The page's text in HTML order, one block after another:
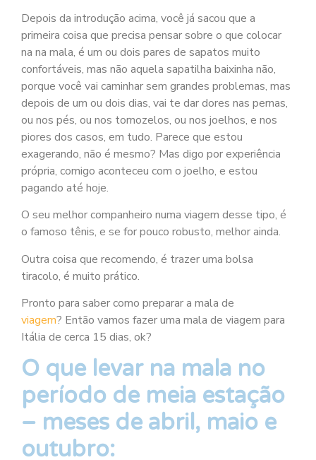
Depois da introdução acima, você já sacou que a
primeira coisa que precisa pensar sobre o que colocar
na na mala, é um ou dois pares de sapatos muito
confortáveis, mas não aquela sapatilha baixinha não,
porque você vai caminhar sem grandes problemas, mas
depois de um ou dois dias, vai te dar dores nas pernas,
ou nos pés, ou nos tornozelos, ou nos joelhos, e nos
piores dos casos, em tudo. Parece que estou
exagerando, não é mesmo? Mas digo por experiência
própria, comigo aconteceu com o joelho, e estou
pagando até hoje.
O seu melhor companheiro numa viagem desse tipo, é
o famoso tênis, e se for pouco robusto, melhor ainda.
Outra coisa que recomendo, é trazer uma bolsa
tiracolo, é muito prático.
Pronto para saber como preparar a mala de
viagem? Então vamos fazer uma mala de viagem para
Itália de cerca 15 dias, ok?
O que levar na mala no
período de meia estação
– meses de abril, maio e
outubro: